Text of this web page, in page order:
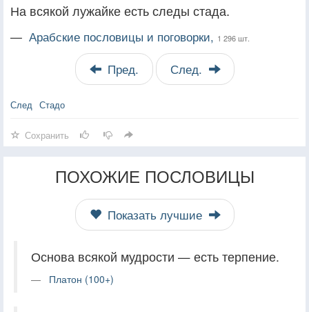
На всякой лужайке есть следы стада.
— Арабские пословицы и поговорки, 1 296 шт.
Пред. След.
След Стадо
Сохранить
ПОХОЖИЕ ПОСЛОВИЦЫ
Показать лучшие
Основа всякой мудрости — есть терпение.
Платон (100+)